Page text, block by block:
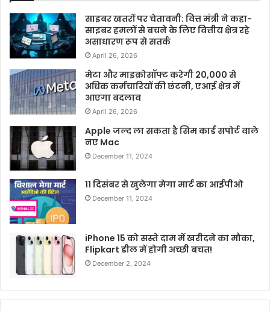
साइबर खतरों पर चेतावनी: वित्त मंत्री ने कहा-
साइबर हमलों से बचने के लिए वित्तीय क्षेत्र रहे
असाधारण रूप से सतर्क
April 26, 2026
मेटा और माइक्रोसॉफ्ट करेगी 20,000 से
अधिक कर्मचारियों की छंटनी, एआई क्षेत्र में
आएगा बदलाव
April 26, 2026
Apple जल्द ला सकता है सिम कार्ड सपोर्ट वाले
नए Mac
December 11, 2024
11 दिसंबर से खुलेगा मेगा मार्ट का आईपीओ
December 11, 2024
iPhone 15 को सस्ते दाम में खरीदने का मौका,
Flipkart डील में होगी अच्छी बचत!
December 2, 2024